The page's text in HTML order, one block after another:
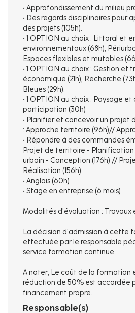
• Approfondissement du milieu
• Des regards disciplinaires pour
des projets (105h).
• 1 OPTION au choix : Littoral et
environnementaux (68h),
Espaces flexibles et mutables
• 1 OPTION au choix : Gestion et
économique (21h), Recherche
Bleues (29h).
• 1 OPTION au choix : Paysage
participation (30h)
• Planifier et concevoir un projet
: Approche territoire (96h)//
• Répondre à des commandes
Projet de territoire - Planification
urbain - Conception (176h) //
Réalisation (156h)
• Anglais (60h)
• Stage en entreprise (6 mois)
Modalités d'évaluation : Travaux
La décision d'admission à cette
effectuée par le responsable
service formation continue.
A noter, Le coût de la formation
réduction de 50% est accordée
financement propre.
Responsable(s)